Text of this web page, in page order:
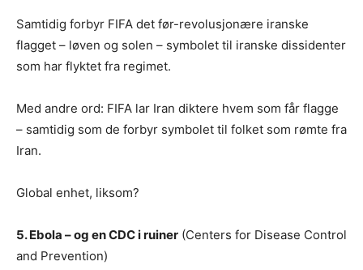
Samtidig forbyr FIFA det før-revolusjonære iranske
flagget – løven og solen – symbolet til iranske dissidenter
som har flyktet fra regimet.
Med andre ord: FIFA lar Iran diktere hvem som får flagge
– samtidig som de forbyr symbolet til folket som rømte fra
Iran.
Global enhet, liksom?
5. Ebola – og en CDC i ruiner (Centers for Disease Control
and Prevention)